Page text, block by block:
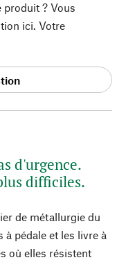
d'urgence.
difficiles.
de métallurgie du
pédale et les livre à
où elles résistent
produit ? Vous
ici. Votre